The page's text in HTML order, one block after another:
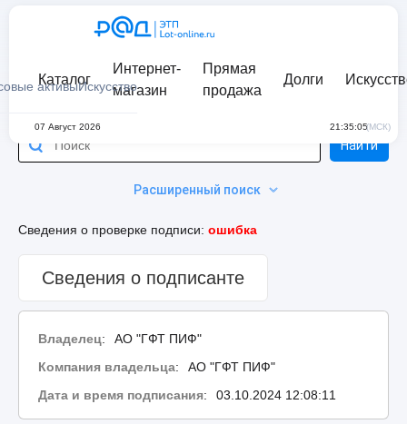
активыИскусство
Каталог
Интернет-
магазин
Прямая
продажа
Долги
07 Август 2026 21:35:05(МСК)
Расширенный поиск
Найти
Сведения о проверке подписи: ошибка
Сведения о подписанте
Владелец:
АО "ГФТ ПИФ"
Компания владельца:
АО "ГФТ ПИФ"
Дата и время подписания: 03.10.2024 12:08:11